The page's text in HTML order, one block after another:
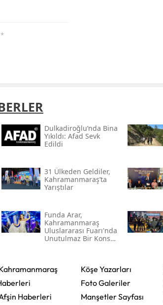
Dulkadiroğlu’nda Bina
Yıkıldı: Afad Sevk
Edildi
31 Ülkeden Geldiler,
Kahramanmaraş’ta
Yarıştılar
Funda Arar,
Kahramanmaraş
Uluslararası Fuarı'nda
Unutulmaz Bir Konser
Haberleri
Köşe Yazarları
Foto Galeriler
Manşetler Sayfası